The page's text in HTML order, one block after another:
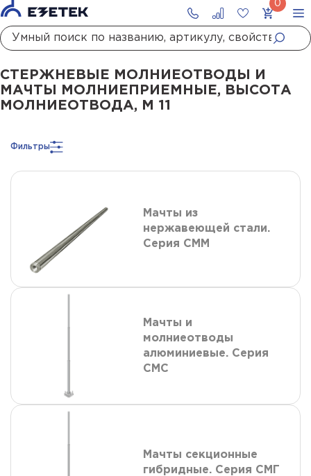
ГлавнаяКаталог Стержневые молниеотводы и мачты
СТЕРЖНЕВЫЕ МОЛНИЕОТВОДЫ И
МАЧТЫ МОЛНИЕПРИЕМНЫЕ, ВЫСОТА
МОЛНИЕОТВОДА, М 11
Фильтры
Мачты из
нержавеющей стали.
Серия СММ
Мачты и
молниеотводы
алюминиевые. Серия
СМС
Мачты секционные
гибридные. Серия СМГ